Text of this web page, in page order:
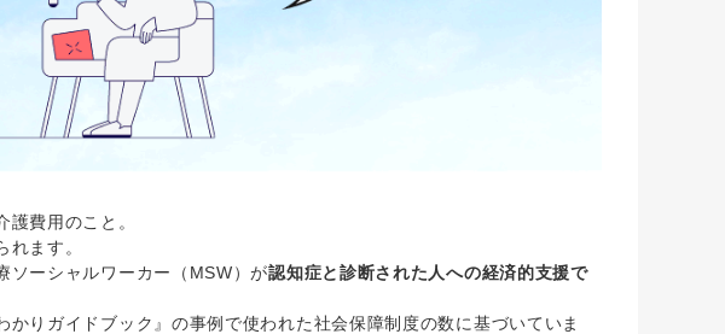
費用のこと。
れます。
ソーシャルワーカー（MSW）が認知症と診断された人への経済的支援で
りガイドブック』の事例で使われた社会保障制度の数に基づいていま